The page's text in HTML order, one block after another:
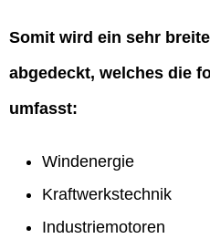
Somit wird ein sehr
abgedeckt, welches die
umfasst:
Windenergie
Kraftwerkstechnik
Industriemotoren